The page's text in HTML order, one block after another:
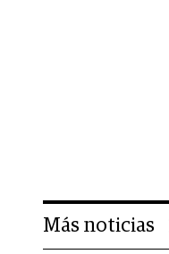
Más noticias